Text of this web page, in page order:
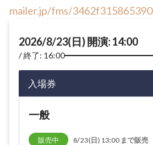
mailer.jp/fms/3462f315865390
2026/8/23(日) 開演: 14:00
終了: 16:00
入場券
一般
販売中 8/23(日) 13:00 まで販売